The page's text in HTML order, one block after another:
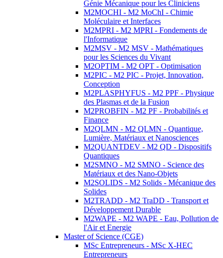
Génie Mécanique pour les Cliniciens
M2MOCHI - M2 MoChI - Chimie
Moléculaire et Interfaces
M2MPRI - M2 MPRI - Fondements de
l'Informatique
M2MSV - M2 MSV - Mathématiques
pour les Sciences du Vivant
M2OPTIM - M2 OPT - Optimisation
M2PIC - M2 PIC - Projet, Innovation,
Conception
M2PLASPHYFUS - M2 PPF - Physique
des Plasmas et de la Fusion
M2PROBFIN - M2 PF - Probabilités et
Finance
M2QLMN - M2 QLMN - Quantique,
Lumière, Matériaux et Nanosciences
M2QUANTDEV - M2 QD - Dispositifs
Quantiques
M2SMNO - M2 SMNO - Science des
Matériaux et des Nano-Objets
M2SOLIDS - M2 Solids - Mécanique des
Solides
M2TRADD - M2 TraDD - Transport et
Développement Durable
M2WAPE - M2 WAPE - Eau, Pollution de
l'Air et Energie
Master of Science (CGE)
MSc Entrepreneurs - MSc X-HEC
Entrepreneurs